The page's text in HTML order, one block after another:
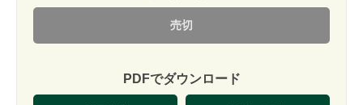
売切
PDFでダウンロード